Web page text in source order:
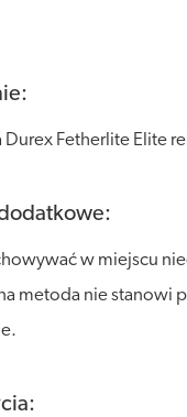
Durex Fetherlite Elite
w miejscu
metoda nie stanowi